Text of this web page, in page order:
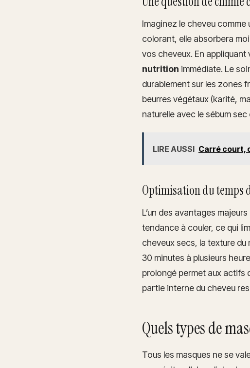
Imaginez le cheveu comme
colorant, elle absorbera
vos cheveux. En
nutrition immédiate. Le
durablement sur les zones
beurres végétaux (karité,
naturelle avec le sébum sec
LIRE AUSSI Carré court,
Optimisation du temps
L’un des avantages
tendance à couler, ce qui
cheveux secs, la texture
30 minutes à plusieurs
prolongé permet aux actifs
partie interne du cheveu
Quels types de
Tous les masques ne se